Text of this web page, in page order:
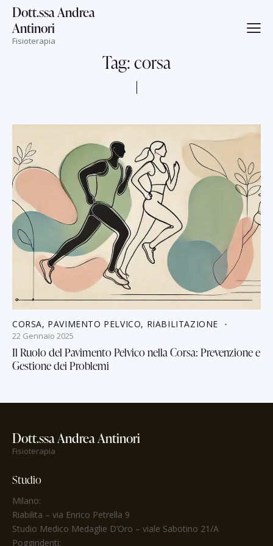
Dott.ssa Andrea
Antinori
Fisioterapia
Tag: corsa
CORSA, PAVIMENTO PELVICO, RIABILITAZIONE
22 Gennaio 2025
Il Ruolo del Pavimento Pelvico nella Corsa: Prevenzione e
Gestione dei Problemi
Dott.ssa Andrea Antinori
Fisioterapia
Studio
Milano:
Riabilita – via Enrico Petrella 9
Studio Medico Medaglie D’Oro – viale Sabotino 21/A
Poggiridenti: